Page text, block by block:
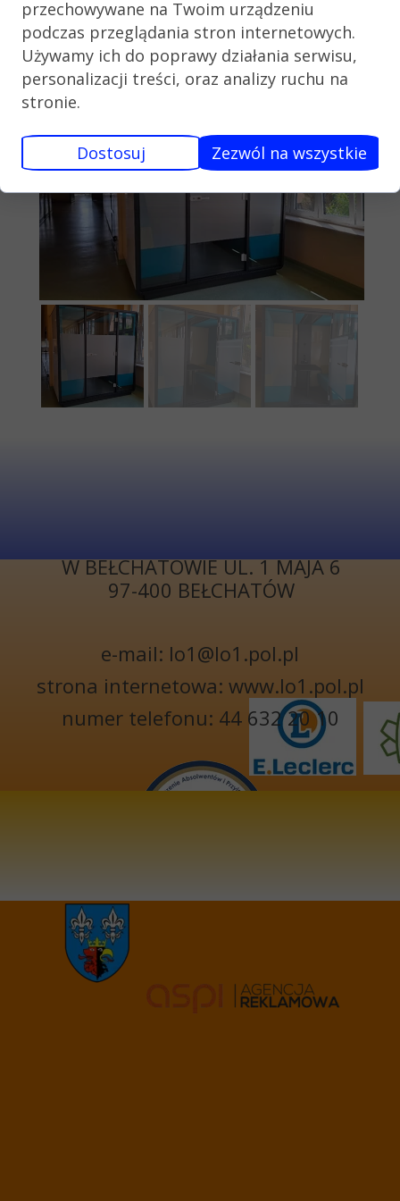
nowoczesną przestrzeń wspierającą
proces edukacyjny i rozwój
kompetencji w przyjaznych warunkach.
e-mail: lo1@lo1.pol.pl
strona internetowa: www.lo1.pol.pl
numer telefonu: 44 632 20 10
W BEŁCHATOWIE UL. 1 MAJA 6
97-400 BEŁCHATÓW
przechowywane na Twoim urządzeniu
podczas przeglądania stron internetowych.
Używamy ich do poprawy działania serwisu,
personalizacji treści, oraz analizy ruchu na
stronie.
Dostosuj Zezwól na wszystkie